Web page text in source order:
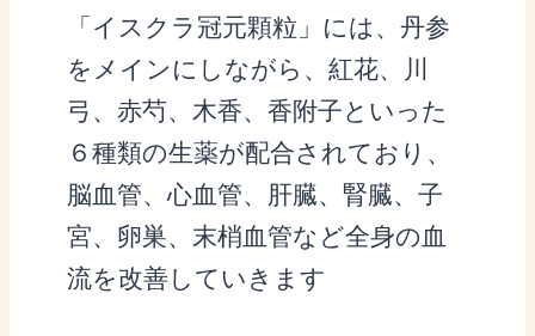
「イスクラ冠元顆粒」には、丹参
をメインにしながら、紅花、川
弓、赤芍、木香、香附子といった
６種類の生薬が配合されており、
脳血管、心血管、肝臓、腎臓、子
宮、卵巣、末梢血管など全身の血
流を改善していきます